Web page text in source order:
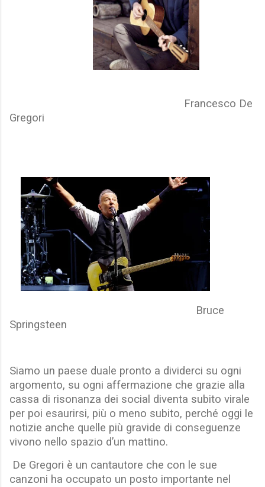
Francesco De
Gregori
Bruce
Springsteen
Siamo un paese duale pronto a dividerci su ogni
argomento, su ogni affermazione che grazie alla
cassa di risonanza dei social diventa subito virale
per poi esaurirsi, più o meno subito, perché oggi le
notizie anche quelle più gravide di conseguenze
vivono nello spazio d’un mattino.
De Gregori è un cantautore che con le sue
canzoni ha occupato un posto importante nel